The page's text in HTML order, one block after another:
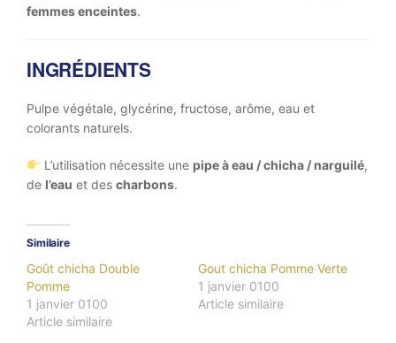
femmes enceintes.
INGRÉDIENTS
Pulpe végétale, glycérine, fructose, arôme, eau et
colorants naturels.
L’utilisation nécessite une pipe à eau / chicha / narguilé,
de l’eau et des charbons.
Similaire
Goût chicha Double
Pomme
1 janvier 0100
Article similaire
Gout chicha Pomme Verte
1 janvier 0100
Article similaire